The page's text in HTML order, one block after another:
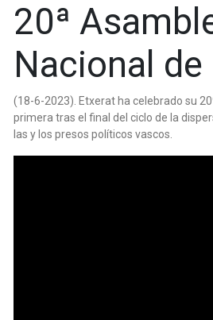
20ª
Nacional de
(18-6-2023). Etxerat ha celebrado su
primera tras el final del ciclo de la
las y los presos políticos vascos.